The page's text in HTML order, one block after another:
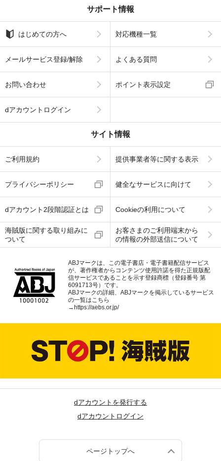
サポート情報
はじめての方へ 対応機種一覧
メールサービス登録/解除 よくある質問
お問い合わせ ポイント表示設定
dアカウントログイン
サイト情報
ご利用規約 提供事業者等に関する表示
プライバシーポリシー 健全なサービスに向けて
dアカウント2段階認証とは Cookieの利用について
海賊版に関する取り組みに
ついて
お客さまのご利用端末から
の情報の外部送信について
ABJマークは、この電子書店・電子書籍配信サービス
が、著作権者からコンテンツ使用許諾を得た正規版配
信サービスであることを示す登録商標（登録番号 第
6091713号）です。
ABJマークの詳細、ABJマークを掲示しているサービス
の一覧はこちら
→ https://aebs.or.jp/
dアカウントを発行する
dアカウントログイン
ページトップへ